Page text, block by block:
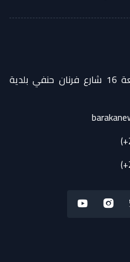
حي كورتيس قطعة 16 شارع فرنان حنفي بلدية